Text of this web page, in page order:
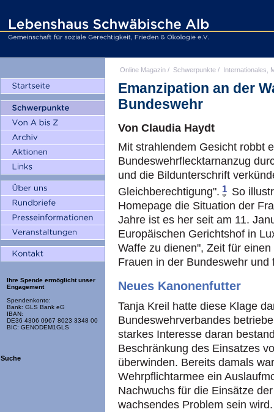
Ihre Spende ermöglicht unser
Engagement
Spendenkonto:
Bank: GLS Bank eG
IBAN:
DE36 4306 0967 8023 3348 00
BIC: GENODEM1GLS
Suche
Online Magazin / Schwerpunkte / Internationales,
Emanzipation an der
Bundeswehr
Von Claudia Haydt
Mit strahlendem Gesicht robbt
Bundeswehrflecktarnanzug
und die Bildunterschrift
Gleichberechtigung". 1 So
Homepage die Situation der
Jahre ist es her seit am 11.
Europäischen Gerichtshof in
Waffe zu dienen", Zeit für
Frauen in der Bundeswehr und
Neues Kanonenfutter
Tanja Kreil hatte diese Klage
Bundeswehrverbandes
starkes Interesse daran
Beschränkung des Einsatzes
überwinden. Bereits damals
Wehrpflichtarmee ein
Nachwuchs für die Einsätze
wachsendes Problem sein